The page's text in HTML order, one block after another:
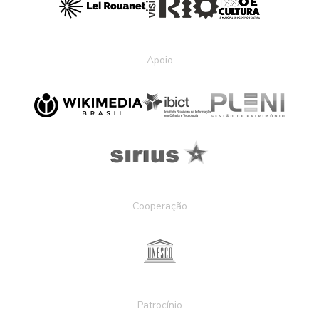
Apoio
Cooperação
Patrocínio